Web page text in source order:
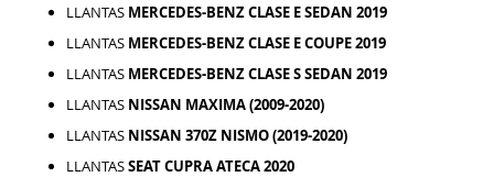
LLANTAS MERCEDES-BENZ CLASE E SEDAN 2019
LLANTAS MERCEDES-BENZ CLASE E COUPE 2019
LLANTAS MERCEDES-BENZ CLASE S SEDAN 2019
LLANTAS NISSAN MAXIMA (2009-2020)
LLANTAS NISSAN 370Z NISMO (2019-2020)
LLANTASSEAT CUPRA ATECA 2020